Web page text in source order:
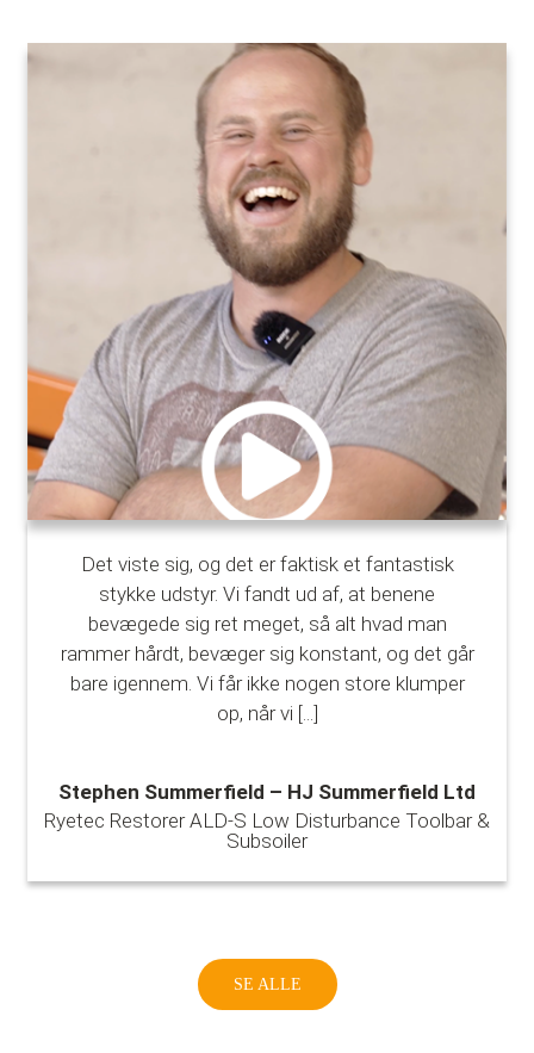
Det viste sig, og det er faktisk et fantastisk
stykke udstyr. Vi fandt ud af, at benene
bevægede sig ret meget, så alt hvad man
rammer hårdt, bevæger sig konstant, og det går
bare igennem. Vi får ikke nogen store klumper
op, når vi [...]
Stephen Summerfield – HJ Summerfield Ltd
Ryetec Restorer ALD-S Low Disturbance Toolbar &
Subsoiler
SE ALLE